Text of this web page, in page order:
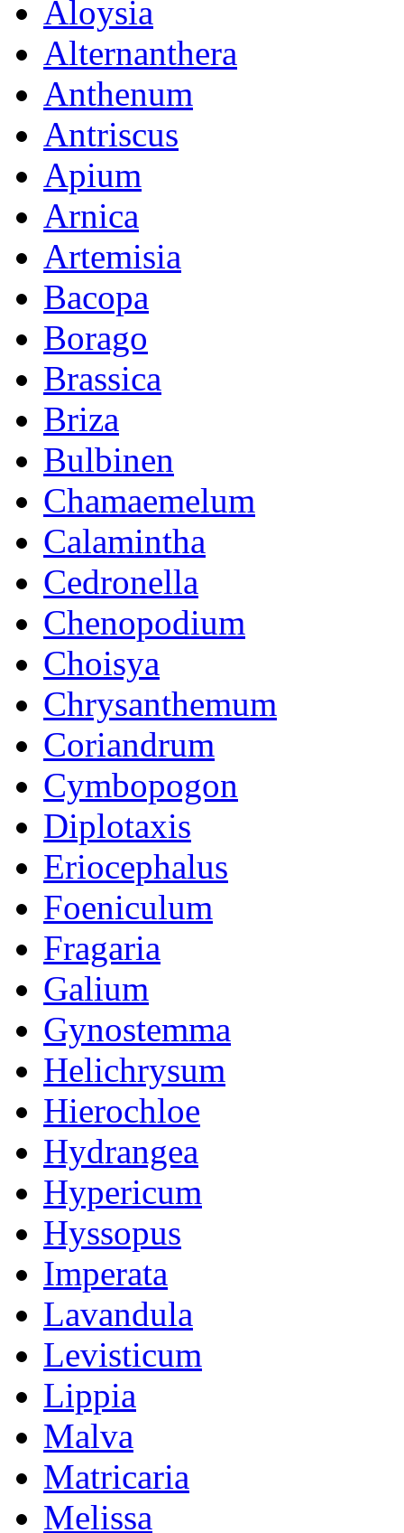
Aloysia
Alternanthera
Anthenum
Antriscus
Apium
Arnica
Artemisia
Bacopa
Borago
Brassica
Briza
Bulbinen
Chamaemelum
Calamintha
Cedronella
Chenopodium
Choisya
Chrysanthemum
Coriandrum
Cymbopogon
Diplotaxis
Eriocephalus
Foeniculum
Fragaria
Galium
Gynostemma
Helichrysum
Hierochloe
Hydrangea
Hypericum
Hyssopus
Imperata
Lavandula
Levisticum
Lippia
Malva
Matricaria
Melissa